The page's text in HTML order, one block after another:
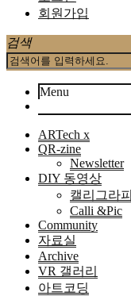
회원가입
검색
Menu
ARTech x
QR-zine
Newsletter
DIY 동영상
캘리그라
Calli &Pic
Community
자료실
Archive
VR 갤러리
아트코딩